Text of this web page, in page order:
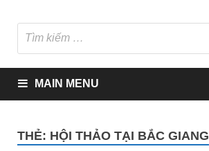
MAIN MENU
THẺ: HỘI THẢO TẠI BẮC GIANG